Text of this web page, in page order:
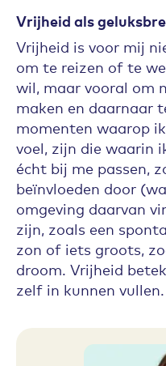
Vrijheid als
Vrijheid is voor mij
om te reizen of te
wil, maar vooral om
maken en daarnaar
momenten waarop
voel, zijn die waarin
écht bij me passen,
beïnvloeden door
omgeving daarvan
zijn, zoals een
zon of iets groots,
droom. Vrijheid
zelf in kunnen vullen.